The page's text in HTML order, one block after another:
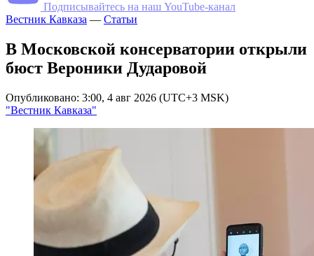
Подписывайтесь на наш YouTube-канал
Вестник Кавказа — Статьи
В Московской консерватории открыли
бюст Вероники Дударовой
Опубликовано: 3:00, 4 авг 2026 (UTC+3 MSK)
"Вестник Кавказа"